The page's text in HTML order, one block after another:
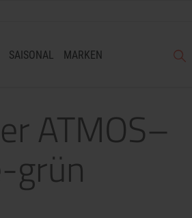
SAISONAL MARKEN Suche
ATMOS–
grün